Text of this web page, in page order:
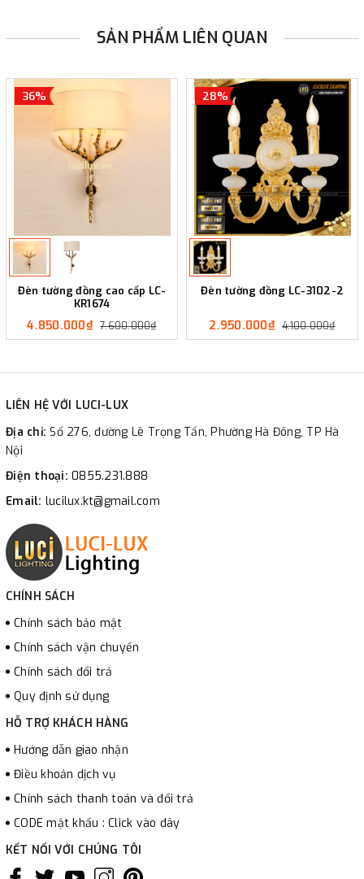
SẢN PHẨM LIÊN QUAN
36%
Đèn tường đồng cao cấp LC-
KR1674
4.850.000₫ 7.600.000₫
28%
Đèn tường đồng LC-3102-2
2.950.000₫ 4.100.000₫
LIÊN HỆ VỚI LUCI-LUX
Địa chỉ:Số 276, đường Lê Trọng Tấn, Phường Hà Đông, TP Hà
Nội
Điện thoại: 0855.231.888
Email: lucilux.kt@gmail.com
CHÍNH SÁCH
Chính sách bảo mật
Chính sách vận chuyển
Chính sách đổi trả
Quy định sử dụng
HỖ TRỢ KHÁCH HÀNG
Hướng dẫn giao nhận
Điều khoản dịch vụ
Chính sách thanh toán và đổi trả
CODE mật khẩu : Click vào đây
KẾT NỐI VỚI CHÚNG TÔI